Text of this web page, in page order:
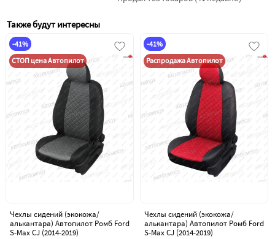
Также будут интересны
-41%
СТОП цена Автопилот
Чехлы сидений (экокожа/
алькантара) Автопилот Ромб Ford
S-Max CJ (2014-2019)
-41%
Распродажа Автопилот
Чехлы сидений (экокожа/
алькантара) Автопилот Ромб Ford
S-Max CJ (2014-2019)